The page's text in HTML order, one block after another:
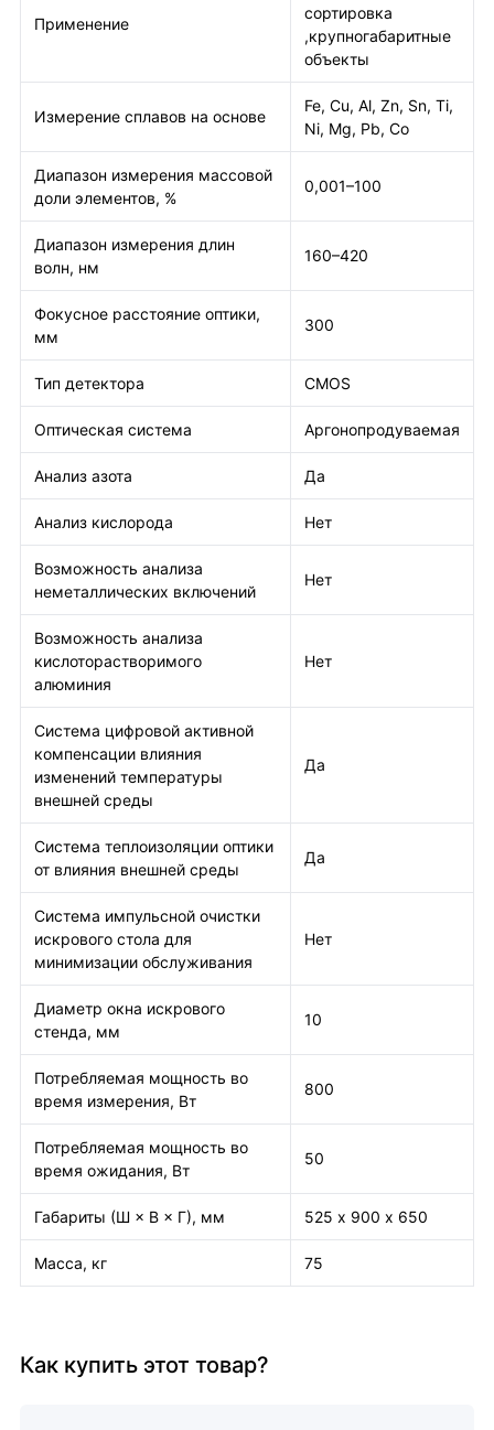
Применение
сортировка
,крупногабаритные
объекты
Измерение сплавов на основе
Fe, Cu, Al, Zn, Sn, Ti,
Ni, Mg, Pb, Co
Диапазон измерения массовой
доли элементов, %
0,001–100
Диапазон измерения длин
волн, нм
160–420
Фокусное расстояние оптики,
мм
300
Тип детектора CMOS
Оптическая система Аргонопродуваемая
Анализ азота Да
Анализ кислорода Нет
Возможность анализа
неметаллических включений
Нет
Возможность анализа
кислоторастворимого
алюминия
Нет
Система цифровой активной
компенсации влияния
изменений температуры
внешней среды
Да
Система теплоизоляции оптики
от влияния внешней среды
Да
Система импульсной очистки
искрового стола для
минимизации обслуживания
Нет
Диаметр окна искрового
стенда, мм
10
Потребляемая мощность во
время измерения, Вт
800
Потребляемая мощность во
время ожидания, Вт
50
Габариты (Ш × В × Г), мм 525 х 900 х 650
Масса, кг 75
Как купить этот товар?